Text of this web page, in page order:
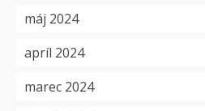
máj 2024
apríl 2024
marec 2024